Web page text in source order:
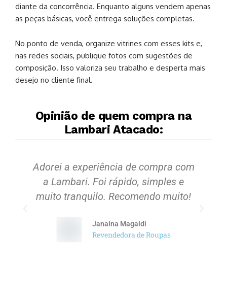
diante da concorrência. Enquanto alguns vendem apenas
as peças básicas, você entrega soluções completas.
No ponto de venda, organize vitrines com esses kits e,
nas redes sociais, publique fotos com sugestões de
composição. Isso valoriza seu trabalho e desperta mais
desejo no cliente final.
Opinião de quem compra na
Lambari Atacado:
Adorei a experiência de compra com
a Lambari. Foi rápido, simples e
muito tranquilo. Recomendo muito!
Janaina Magaldi
Revendedora de Roupas